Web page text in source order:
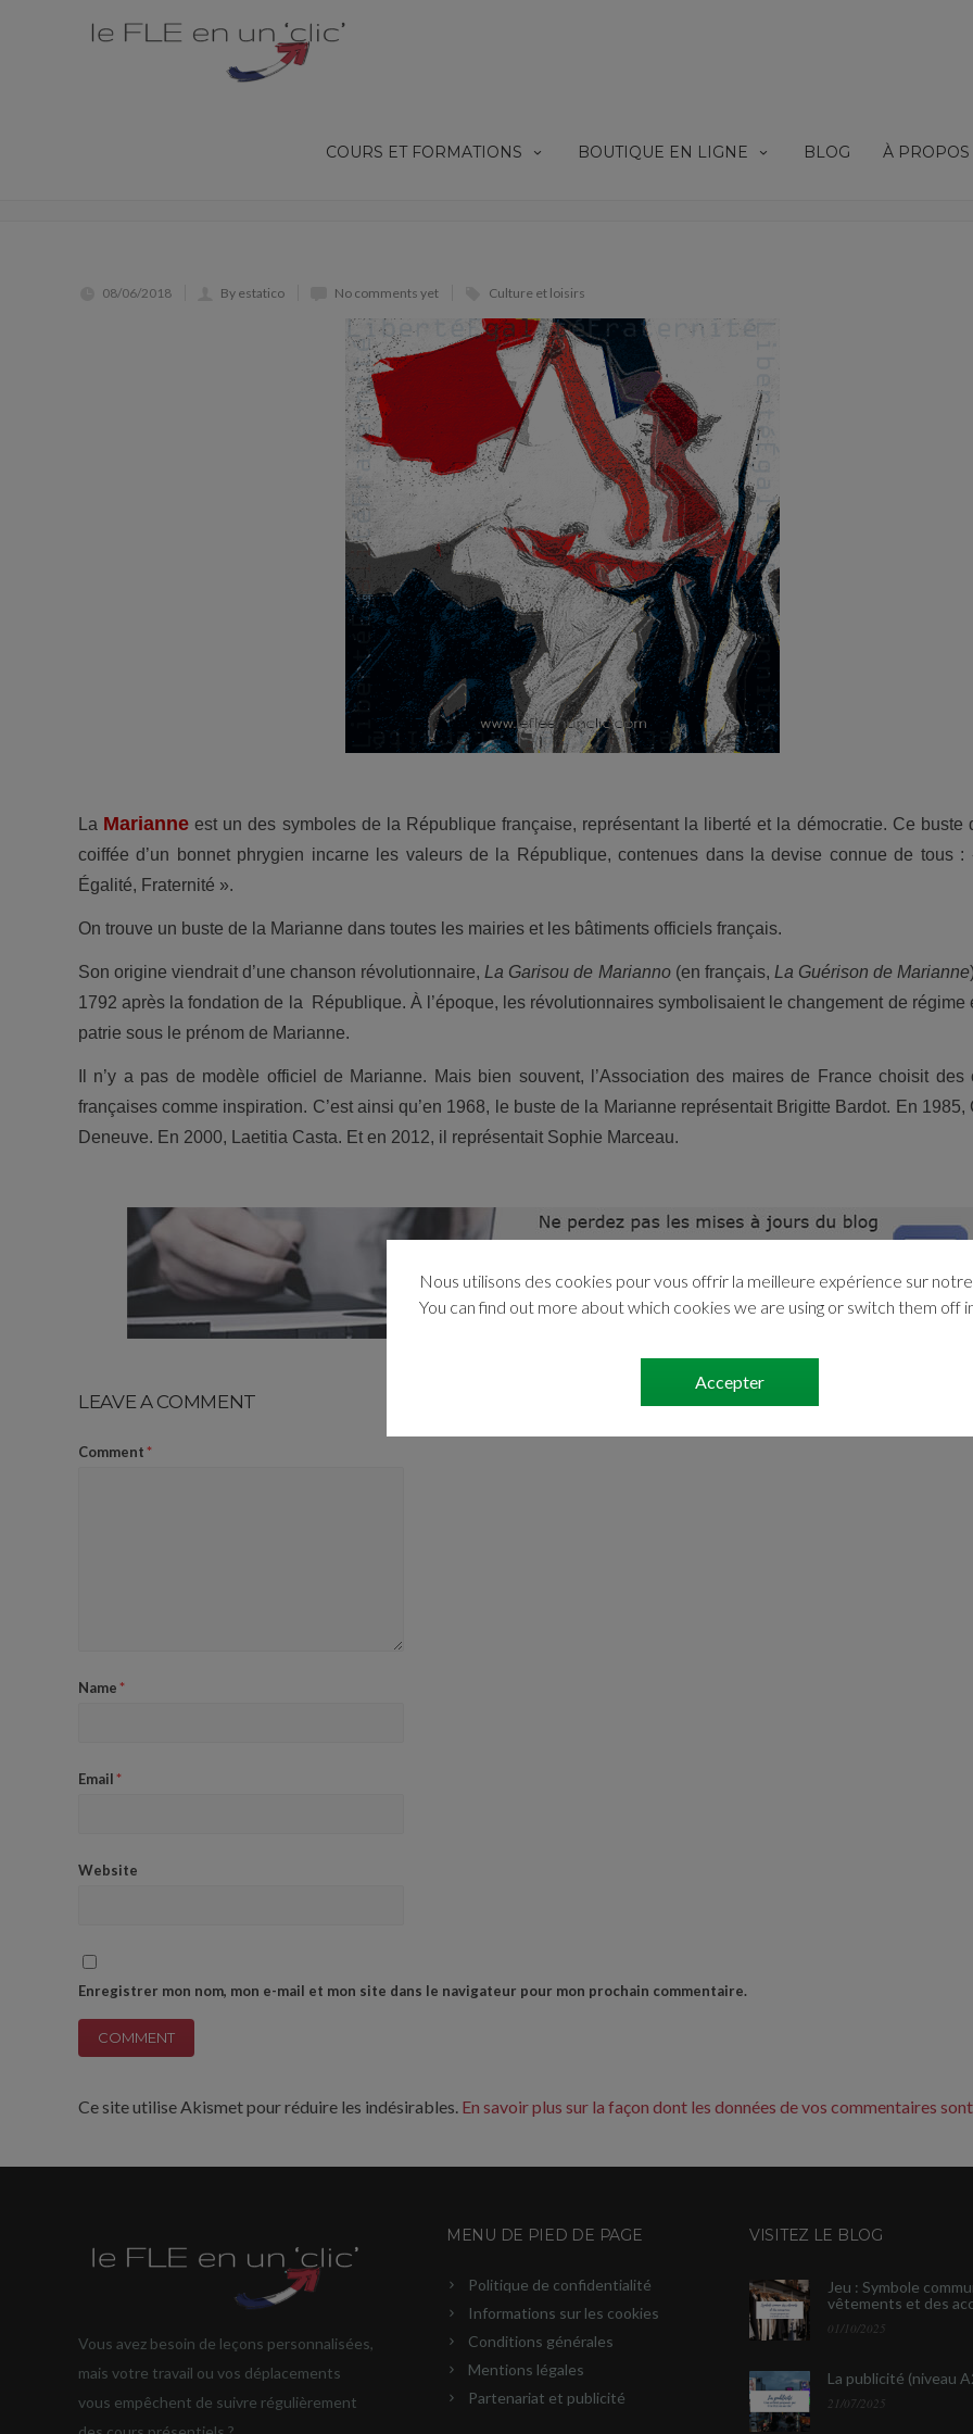
COURS ET FORMATIONS BOUTIQUE EN LIGNE BLOG À PROPOS
08/06/2018 By estatico No comments yet Culture et loisirs
La Marianne est un des symboles de la République française, représentant la liberté et la démocratie. Ce buste
coiffée d’un bonnet phrygien incarne les valeurs de la République, contenues dans la devise connue de tous :
Égalité, Fraternité ».
On trouve un buste de la Marianne dans toutes les mairies et les bâtiments officiels français.
Son origine viendrait d’une chanson révolutionnaire, La Garisou de Marianno(en français, La Guérison de Marianne
1792 après la fondation de la République. À l’époque, les révolutionnaires symbolisaient le changement de régime
patrie sous le prénom de Marianne.
Il n’y a pas de modèle officiel de Marianne. Mais bien souvent, l’Association des maires de France choisit des
françaises comme inspiration. C’est ainsi qu’en 1968, le buste de la Marianne représentait Brigitte Bardot. En 1985,
Deneuve. En 2000, Laetitia Casta. Et en 2012, il représentait Sophie Marceau.
LEAVE A COMMENT
Comment*
Name*
Email*
Website
Enregistrer mon nom, mon e-mail et mon site dans le navigateur pour mon prochain commentaire.
Ce site utilise Akismet pour réduire les indésirables. En savoir plus sur la façon dont les données de vos commentaires
Vous avez besoin de leçons personnalisées,
mais votre travail ou vos déplacements
vous empêchent de suivre régulièrement
MENU DE PIED DE PAGE
Politique de confidentialité
Informations sur les cookies
Conditions générales
Mentions légales
Partenariat et publicité
VISITEZ LE BLOG
Jeu : Symbole
vêtements et des
01/10/2025
La publicité (niveau
21/07/2025
Nous utilisons des cookies pour vous offrir la meilleure expérience sur notre
You can find out more about which cookies we are using or switch them off
Accepter